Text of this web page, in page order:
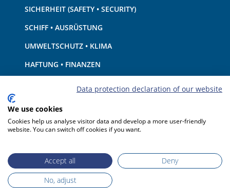
SICHERHEIT (SAFETY • SECURITY)
SCHIFF • AUSRÜSTUNG
UMWELTSCHUTZ • KLIMA
HAFTUNG • FINANZEN
Data protection declaration of our website
We use cookies
Cookies help us analyse visitor data and develop a more user-friendly
website. You can switch off cookies if you want.
Accept all
Deny
No, adjust